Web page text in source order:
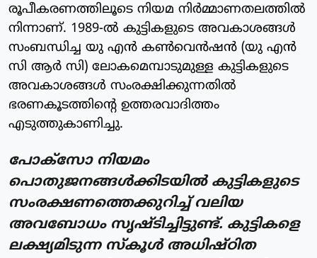
രൂപീകരണത്തിലൂടെ നിയമ നിര്‍മ്മാണതലത്തില്‍
നിന്നാണ്. 1989-ല്‍ കുട്ടികളുടെ അവകാശങ്ങള്‍
സംബന്ധിച്ച യു എന്‍ കണ്‍വെന്‍ഷന്‍ (യു എന്‍
സി ആര്‍ സി) ലോകമെമ്പാടുമുള്ള കുട്ടികളുടെ
അവകാശങ്ങള്‍ സംരക്ഷിക്കുന്നതില്‍
ഭരണകൂടത്തിന്റെ ഉത്തരവാദിത്തം
എടുത്തുകാണിച്ചു.
പോക്‌സോ നിയമം
പൊതുജനങ്ങള്‍ക്കിടയില്‍ കുട്ടികളുടെ
സംരക്ഷണത്തെക്കുറിച്ച് വലിയ
അവബോധം സൃഷ്ടിച്ചിട്ടുണ്ട്. കുട്ടികളെ
ലക്ഷ്യമിടുന്ന സ്‌കൂള്‍ അധിഷ്ഠിത